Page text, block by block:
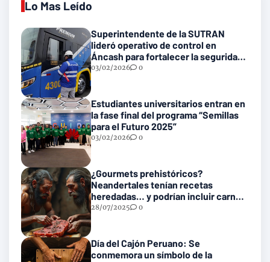
Lo Mas Leído
Superintendente de la SUTRAN
lideró operativo de control en
Áncash para fortalecer la seguridad
en las vías nacionales
03/02/2026 0
Estudiantes universitarios entran en
la fase final del programa “Semillas
para el Futuro 2025”
03/02/2026 0
¿Gourmets prehistóricos?
Neandertales tenían recetas
heredadas… y podrían incluir carne
con gusanos
28/07/2025 0
Día del Cajón Peruano: Se
conmemora un símbolo de la